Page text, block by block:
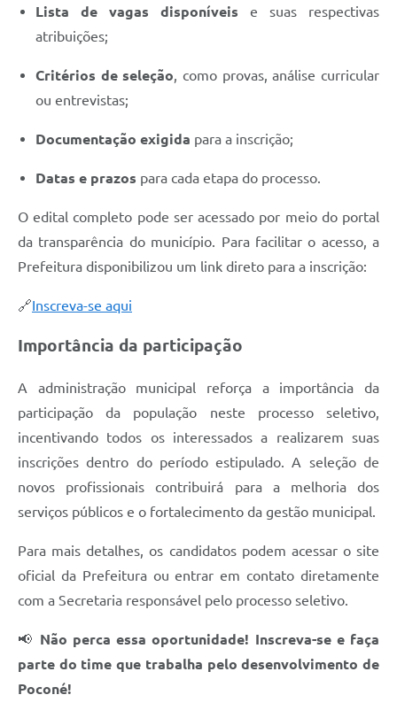
Lista de vagas disponíveis e suas respectivas
atribuições;
Critérios de seleção , como provas, análise curricular
ou entrevistas;
Documentação exigida para a inscrição;
Datas e prazos para cada etapa do processo.
O edital completo pode ser acessado por meio do portal
da transparência do município. Para facilitar o acesso, a
Prefeitura disponibilizou um link direto para a inscrição:
🔗Inscreva-se aqui
Importância da participação
A administração municipal reforça a importância da
participação da população neste processo seletivo,
incentivando todos os interessados a realizarem suas
inscrições dentro do período estipulado. A seleção de
novos profissionais contribuirá para a melhoria dos
serviços públicos e o fortalecimento da gestão municipal.
Para mais detalhes, os candidatos podem acessar o site
oficial da Prefeitura ou entrar em contato diretamente
com a Secretaria responsável pelo processo seletivo.
📢 Não perca essa oportunidade! Inscreva-se e faça
parte do time que trabalha pelo desenvolvimento de
Poconé!